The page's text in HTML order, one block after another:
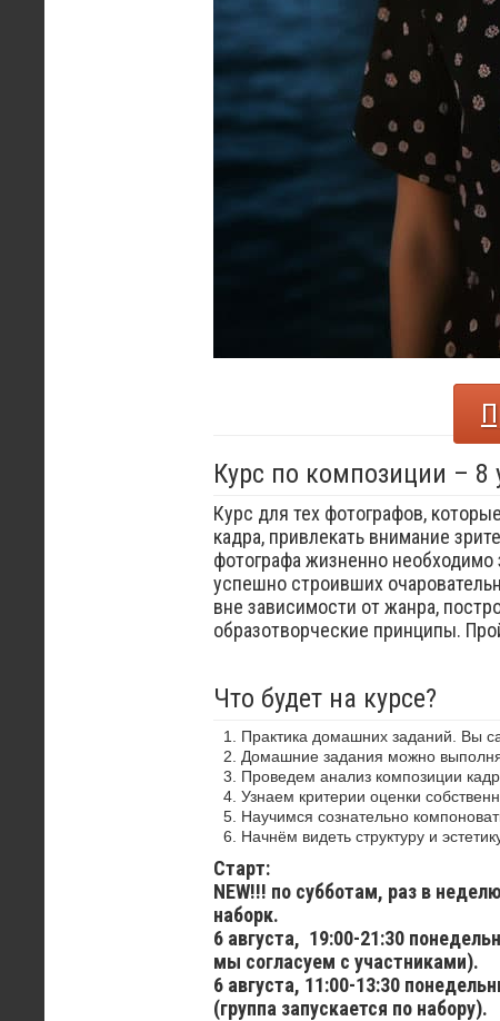
Курс по композиции – 8
Курс для тех фотографов,
кадра, привлекать внимание
фотографа жизненно
успешно строивших
вне зависимости от жанра,
образотворческие принципы.
Что будет на курсе?
Практика домашних заданий. Вы
Домашние задания можно
Проведем анализ композиции
Узнаем критерии оценки
Научимся сознательно
Начнём видеть структуру и
Старт:
NEW!!! по субботам, раз в
наборк.
6 августа, 19:00-21:30
мы согласуем с участниками).
6 августа, 11:00-13:30
(группа запускается по набору).